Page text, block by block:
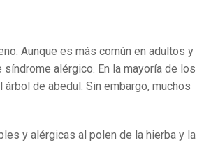
Aunque es más común en adultos y
alérgico. En la mayoría de los
de abedul. Sin embargo, muchos
y alérgicas al polen de la hierba y la